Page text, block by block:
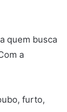
quem busca
a
furto,